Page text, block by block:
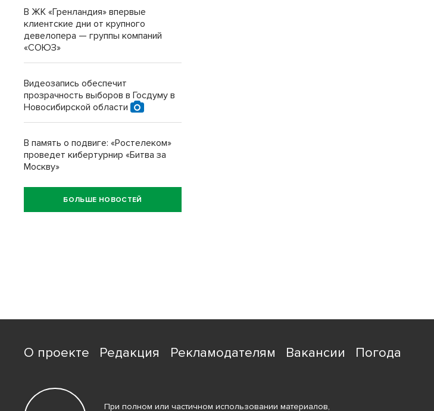
В ЖК «Гренландия» впервые
клиентские дни от крупного
девелопера — группы компаний
«СОЮЗ»
Видеозапись обеспечит
прозрачность выборов в Госдуму в
Новосибирской области
В память о подвиге: «Ростелеком»
проведет кибертурнир «Битва за
Москву»
БОЛЬШЕ НОВОСТЕЙ
О проекте Редакция Рекламодателям Вакансии Погода
При полном или частичном использовании материалов,